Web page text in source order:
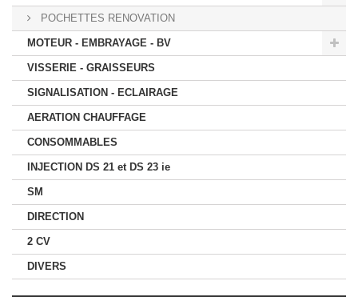
POCHETTES RENOVATION
MOTEUR - EMBRAYAGE - BV
VISSERIE - GRAISSEURS
SIGNALISATION - ECLAIRAGE
AERATION CHAUFFAGE
CONSOMMABLES
INJECTION DS 21 et DS 23 ie
SM
DIRECTION
2 CV
DIVERS